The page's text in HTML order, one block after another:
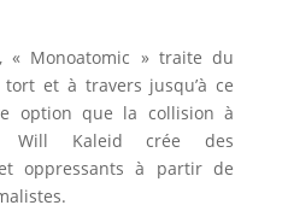
« Monoatomic » traite du
et à travers jusqu’à ce
option que la collision à
Will Kaleid crée des
oppressants à partir de